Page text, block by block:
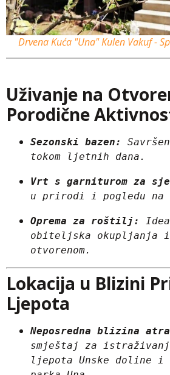
Drvena Kuća "Una" Kulen Vakuf -
Uživanje na
Porodične
Sezonski bazen:
tokom ljetnih dana.
Vrt s garniturom za
u prirodi i pogledu na
Oprema za roštilj:
obiteljska okupljanja i
otvorenom.
Lokacija u Blizini
Ljepota
Neposredna blizina
smještaj za
ljepota Unske doline i